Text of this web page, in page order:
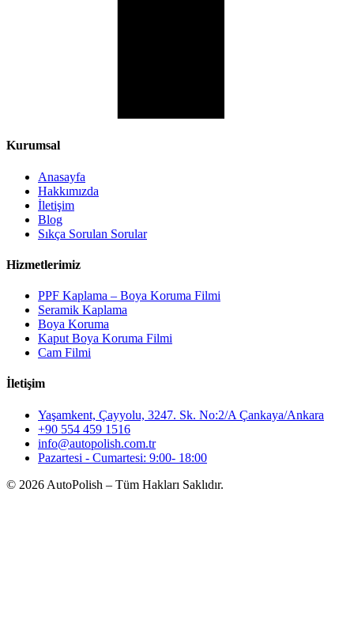
Kurumsal
Anasayfa
Hakkımızda
İletişim
Blog
Sıkça Sorulan Sorular
Hizmetlerimiz
PPF Kaplama – Boya Koruma Filmi
Seramik Kaplama
Boya Koruma
Kaput Boya Koruma Filmi
Cam Filmi
İletişim
Yaşamkent, Çayyolu, 3247. Sk. No:2/A Çankaya/Ankara
+90 554 459 1516
info@autopolish.com.tr
Pazartesi - Cumartesi: 9:00- 18:00
© 2026 AutoPolish – Tüm Hakları Saklıdır.